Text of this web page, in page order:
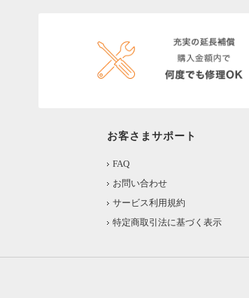
お客さまサポート
FAQ
お問い合わせ
サービス利用規約
特定商取引法に基づく表示